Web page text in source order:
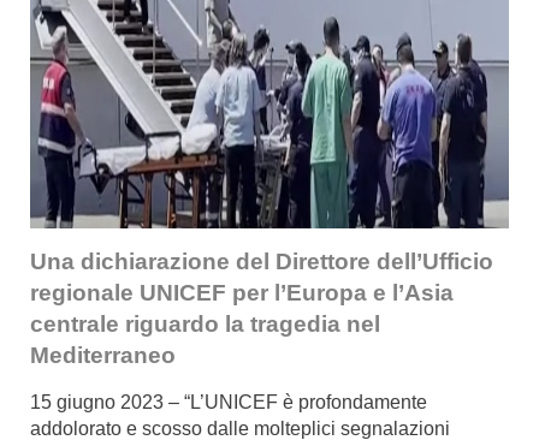
Una dichiarazione del Direttore dell’Ufficio
regionale UNICEF per l’Europa e l’Asia
centrale riguardo la tragedia nel
Mediterraneo
15 giugno 2023 – “L’UNICEF è profondamente
addolorato e scosso dalle molteplici segnalazioni